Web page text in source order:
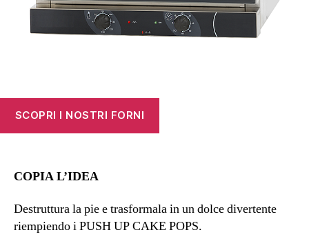
SCOPRI I NOSTRI FORNI
COPIA L’IDEA
Destruttura la pie e trasformala in un dolce divertente
riempiendo i PUSH UP CAKE POPS.